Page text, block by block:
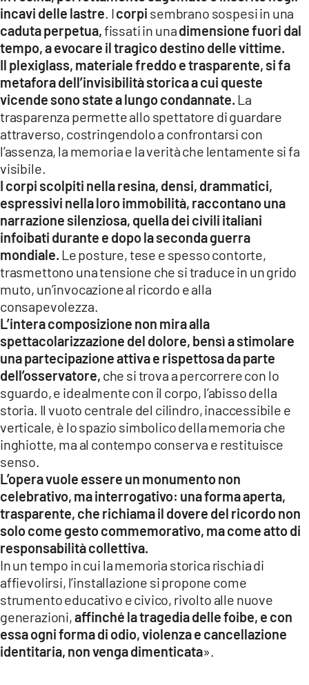
incavi delle lastre . Icorpi sembrano sospesi in una
caduta perpetua,fissati in unadimensione fuori dal
tempo, a evocare il tragico destino delle vittime.
Il plexiglass, materiale freddo e trasparente, si fa
metafora dell’invisibilità storica a cui queste
vicende sono state a lungo condannate. La
trasparenza permette allo spettatore di guardare
attraverso, costringendolo a confrontarsi con
l’assenza, la memoria e la verità che lentamente si fa
visibile.
I corpi scolpiti nella resina, densi, drammatici,
espressivi nella loro immobilità, raccontano una
narrazione silenziosa, quella dei civili italiani
infoibati durante e dopo la seconda guerra
mondiale. Le posture, tese e spesso contorte,
trasmettono una tensione che si traduce in un grido
muto, un’invocazione al ricordo e alla
consapevolezza.
L’intera composizione non mira alla
spettacolarizzazione del dolore, bensì a stimolare
una partecipazione attiva e rispettosa da parte
dell’osservatore, che si trova a percorrere con lo
sguardo, e idealmente con il corpo, l’abisso della
storia. Il vuoto centrale del cilindro, inaccessibile e
verticale, è lo spazio simbolico della memoria che
inghiotte, ma al contempo conserva e restituisce
senso.
L’opera vuole essere un monumento non
celebrativo, ma interrogativo: una forma aperta,
trasparente, che richiama il dovere del ricordo non
solo come gesto commemorativo, ma come atto di
responsabilità collettiva.
In un tempo in cui la memoria storica rischia di
affievolirsi, l’installazione si propone come
strumento educativo e civico, rivolto alle nuove
generazioni,affinché la tragedia delle foibe, e con
essa ogni forma di odio, violenza e cancellazione
identitaria, non venga dimenticata».